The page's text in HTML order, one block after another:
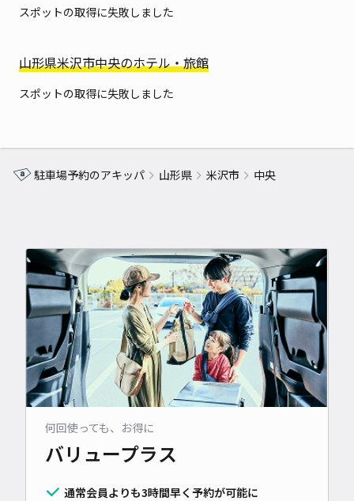
スポットの取得に失敗しました
山形県米沢市中央のホテル・旅館
スポットの取得に失敗しました
駐車場予約のアキッパ 山形県 米沢市 中央
何回使っても、お得に
バリュープラス
通常会員よりも3時間早く予約が可能に